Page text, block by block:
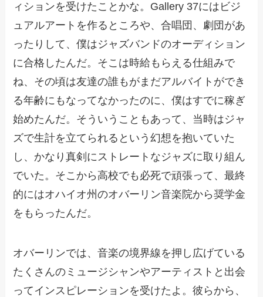
ィションを受けたことかな。Gallery 37にはビジ
ュアルアートを作るところや、合唱団、劇団があ
ったりして、僕はジャズバンドのオーディション
に合格したんだ。そこは時給もらえる仕組みで
ね、その頃は友達の誰もがまだアルバイトができ
る年齢にもなってなかったのに、僕はすでに稼ぎ
始めたんだ。そういうこともあって、当時はジャ
ズで生計を立てられるという幻想を抱いていた
し、かなり真剣にストレートなジャズに取り組ん
でいた。そこから高校でも必死で頑張って、最終
的にはオハイオ州のオバーリン音楽院から奨学金
をもらったんだ。
オバーリンでは、音楽の境界線を押し広げている
たくさんのミュージシャンやアーティストと出会
ってインスピレーションを受けたよ。彼らから、